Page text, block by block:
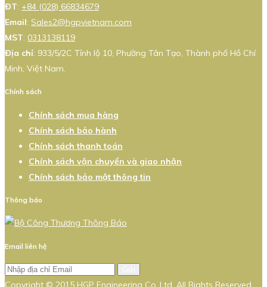
ĐT: +84 (028) 66834679
Email: Sales2@hgpvietnam.com
MST: 0313138119
Địa chỉ: 933/5/2C Tỉnh lộ 10, Phường Tân Tạo, Thành phố Hồ Chí
Minh, Việt Nam.
Chính sách
Chính sách mua hàng
Chính sách bảo hành
Chính sách thanh toán
Chính sách vận chuyển và giao nhận
Chính sách bảo mật thông tin
Thông báo
Email liên hệ
Copyright © 2015 HGP Engineering Co.,Ltd. All Rights Reserved